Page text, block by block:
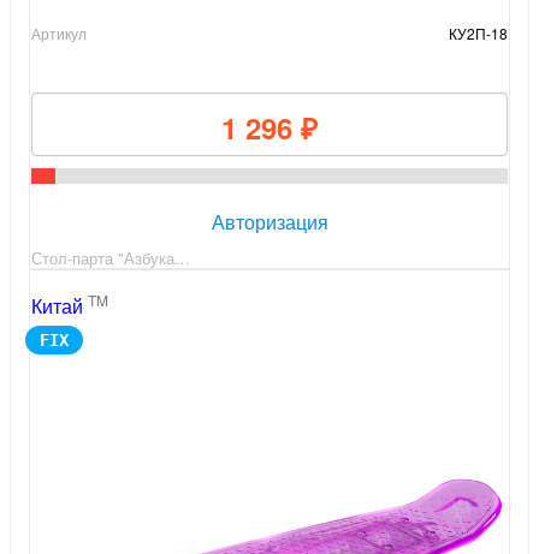
Артикул КУ2П-18
1 296 ₽
Авторизация
Стол-парта "Азбука…
Китай TM
FIX